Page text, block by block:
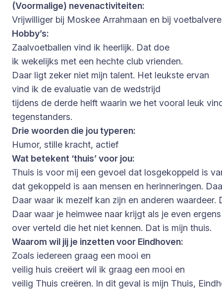
(Voormalige) nevenactiviteiten:
Vrijwilliger bij Moskee Arrahmaan en bij
Hobby’s:
Zaalvoetballen vind ik heerlijk. Dat doe
ik wekelijks met een hechte club vrienden.
Daar ligt zeker niet mijn talent. Het leukste ervan
vind ik de evaluatie van de wedstrijd
tijdens de derde helft waarin we het vooral leuk
tegenstanders.
Drie woorden die jou typeren:
Humor, stille kracht, actief
Wat betekent ‘thuis’ voor jou:
Thuis is voor mij een gevoel dat losgekoppeld is
dat gekoppeld is aan mensen en herinneringen.
Daar waar ik mezelf kan zijn en anderen
Daar waar je heimwee naar krijgt als je even
over verteld die het niet kennen. Dat is mijn thuis.
Waarom wil jij je inzetten voor Eindhoven:
Zoals iedereen graag een mooi en
veilig huis creëert wil ik graag een mooi en
veilig Thuis creëren. In dit geval is mijn Thuis,